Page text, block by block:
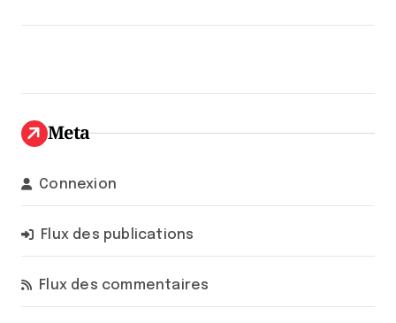
Meta
Connexion
Flux des publications
Flux des commentaires